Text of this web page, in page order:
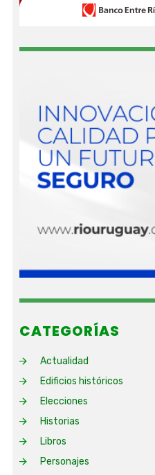
CATEGORÍAS
Actualidad
Edificios históricos
Elecciones
Historias
Libros
Personajes